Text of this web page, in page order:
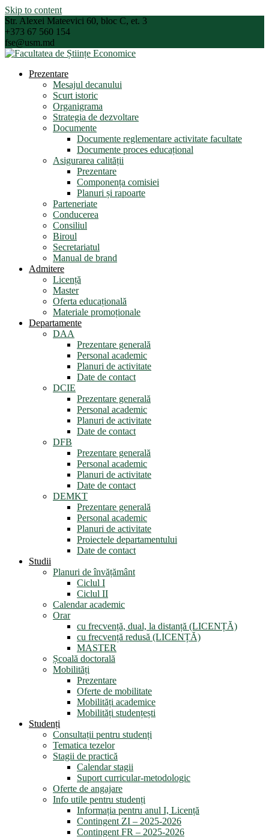
Skip to content
Str. Alexei Mateevici 60, bloc C, et. 3
+373 67 560 154
fse@usm.md
Prezentare
Mesajul decanului
Scurt istoric
Organigrama
Strategia de dezvoltare
Documente
Documente reglementare activitate facultate
Documente proces educațional
Asigurarea calității
Prezentare
Componența comisiei
Planuri și rapoarte
Parteneriate
Conducerea
Consiliul
Biroul
Secretariatul
Manual de brand
Admitere
Licență
Master
Oferta educațională
Materiale promoționale
Departamente
DAA
Prezentare generală
Personal academic
Planuri de activitate
Date de contact
DCIE
Prezentare generală
Personal academic
Planuri de activitate
Date de contact
DFB
Prezentare generală
Personal academic
Planuri de activitate
Date de contact
DEMKT
Prezentare generală
Personal academic
Planuri de activitate
Proiectele departamentului
Date de contact
Studii
Planuri de învățământ
Ciclul I
Ciclul II
Calendar academic
Orar
cu frecvență, dual, la distanță (LICENȚĂ)
cu frecvență redusă (LICENȚĂ)
MASTER
Școală doctorală
Mobilități
Prezentare
Oferte de mobilitate
Mobilități academice
Mobilități studențești
Studenți
Consultații pentru studenți
Tematica tezelor
Stagii de practică
Calendar stagii
Suport curricular-metodologic
Oferte de angajare
Info utile pentru studenți
Informația pentru anul I, Licență
Contingent ZI – 2025-2026
Contingent FR – 2025-2026